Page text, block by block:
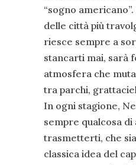
“sogno
delle città più
riesce sempre a
stancarti mai, sarà
atmosfera che
tra parchi,
In ogni stagione,
sempre qualcosa
trasmetterti, che
classica idea del